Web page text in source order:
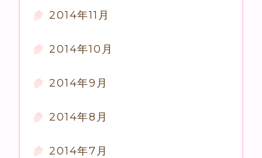
2014年11月
2014年10月
2014年9月
2014年8月
2014年7月